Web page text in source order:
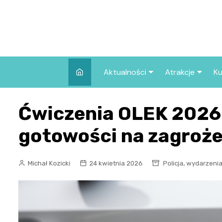
Aktualności
Wszystkie wpisy
Atrakcje
we Wrocławiu
Co warto
Wrocławiu?
Ćwiczenia OLEK
gotowości na
Michał Kozicki 24 kwietnia 2026 Policja, wydarzenia